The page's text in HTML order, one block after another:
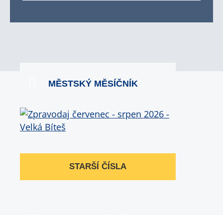
MĚSTSKÝ MĚSÍČNÍK
STARŠÍ ČÍSLA